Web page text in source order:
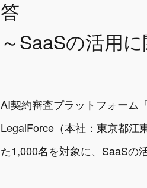
答
～SaaSの活用
AI契約審査プラットフォーム
LegalForce（本社：東京都
た1,000名を対象に、SaaSの